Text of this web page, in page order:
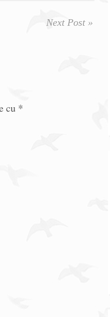
Next Post »
cu *